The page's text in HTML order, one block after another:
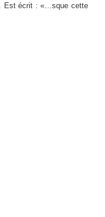
Est écrit : «…sque cette